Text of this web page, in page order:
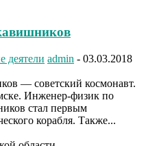
деятели admin - 03.03.2018
— советский космонавт.
Инженер-физик по
стал первым
корабля. Также...